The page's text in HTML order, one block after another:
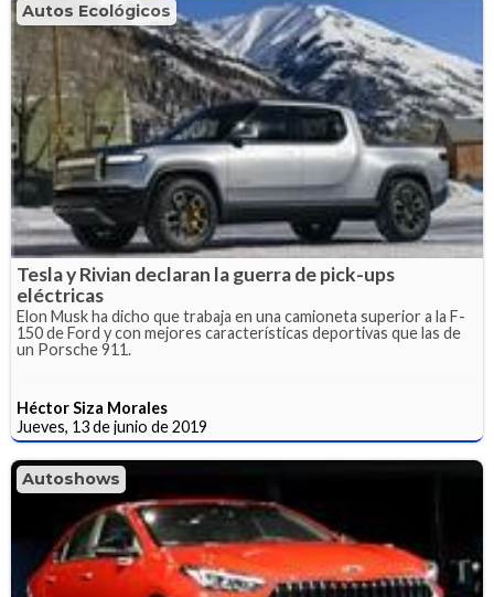
Autos Ecológicos
Tesla y Rivian declaran la guerra de pick-ups
eléctricas
Elon Musk ha dicho que trabaja en una camioneta superior a la F-
150 de Ford y con mejores características deportivas que las de
un Porsche 911.
Héctor Siza Morales
Jueves, 13 de junio de 2019
Autoshows